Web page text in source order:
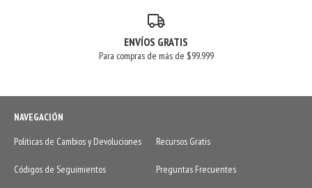
ENVÍOS GRATIS
Para compras de más de $99.999
NAVEGACIÓN
Politicas de Cambios y Devoluciones
Recursos Gratis
Códigos de Seguimientos Preguntas Frecuentes